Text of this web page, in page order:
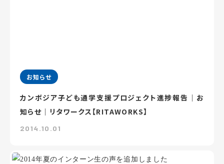
お知らせ
カンボジア子ども通学支援プロジェクト進捗報告｜お
知らせ｜リタワークス【RITAWORKS】
2014.10.01